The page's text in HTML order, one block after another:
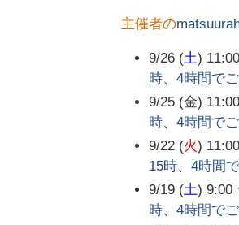
主催者の
9/26 (土) 11:00
時、4時間で
9/25 (金) 11:00
時、4時間で
9/22 (火) 11:00
15時、4時間
9/19 (土) 9:00
時、4時間で